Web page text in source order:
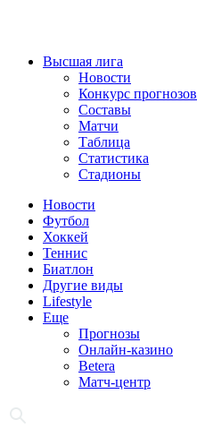
Высшая лига
Новости
Конкурс прогнозов
Составы
Матчи
Таблица
Статистика
Стадионы
Новости
Футбол
Хоккей
Теннис
Биатлон
Другие виды
Lifestyle
Еще
Прогнозы
Онлайн-казино
Betera
Матч-центр